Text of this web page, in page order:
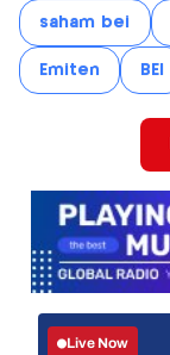
saham bei
Emiten BEI
Live Now